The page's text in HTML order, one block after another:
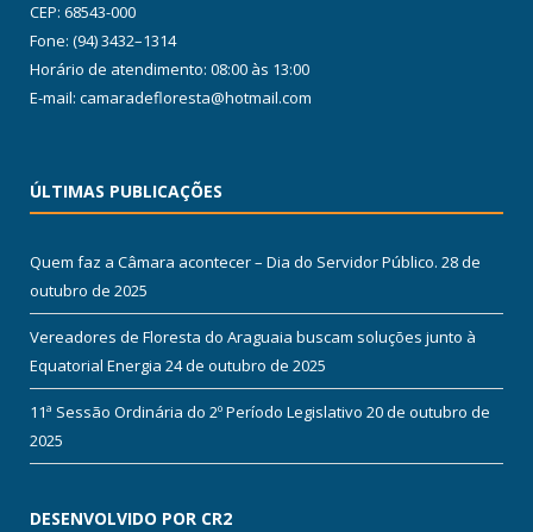
CEP: 68543-000
Fone: (94) 3432–1314
Horário de atendimento: 08:00 às 13:00
E-mail: camaradefloresta@hotmail.com
ÚLTIMAS PUBLICAÇÕES
Quem faz a Câmara acontecer – Dia do Servidor Público. 28 de
outubro de 2025
Vereadores de Floresta do Araguaia buscam soluções junto à
Equatorial Energia 24 de outubro de 2025
11ª Sessão Ordinária do 2º Período Legislativo 20 de outubro de
2025
DESENVOLVIDO POR CR2